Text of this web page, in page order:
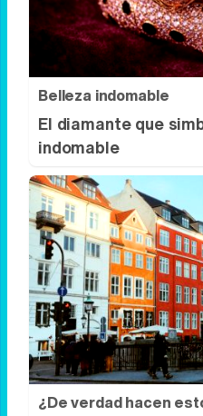
Los pasaportes que
¿está el tuyo?
Belleza indomable
El diamante que
indomable